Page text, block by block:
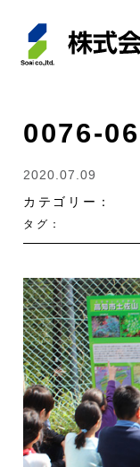
0076-06
2020.07.09
カテゴリー：
タグ：